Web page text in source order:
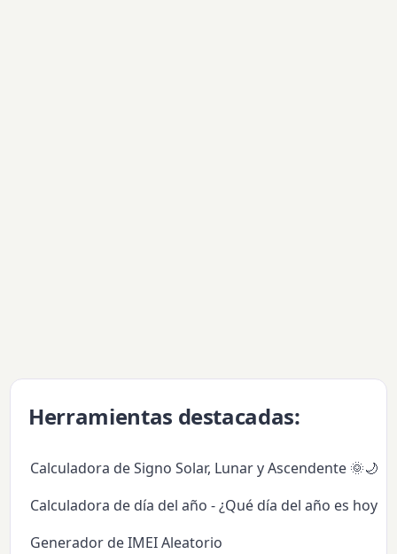
Herramientas destacadas:
Calculadora de Signo Solar, Lunar y Ascendente 🌞🌙✨
Calculadora de día del año - ¿Qué día del año es hoy?
Generador de IMEI Aleatorio